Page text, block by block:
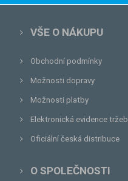
VŠE O NÁKUPU
Obchodní podmínky
Možnosti dopravy
Možnosti platby
Elektronická evidence tržeb
Oficiální česká distribuce
O SPOLEČNOSTI